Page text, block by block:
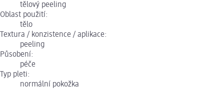
tělový peeling
Oblast použití:
tělo
Textura / konzistence / aplikace:
peeling
Působení:
péče
Typ pleti:
normální pokožka